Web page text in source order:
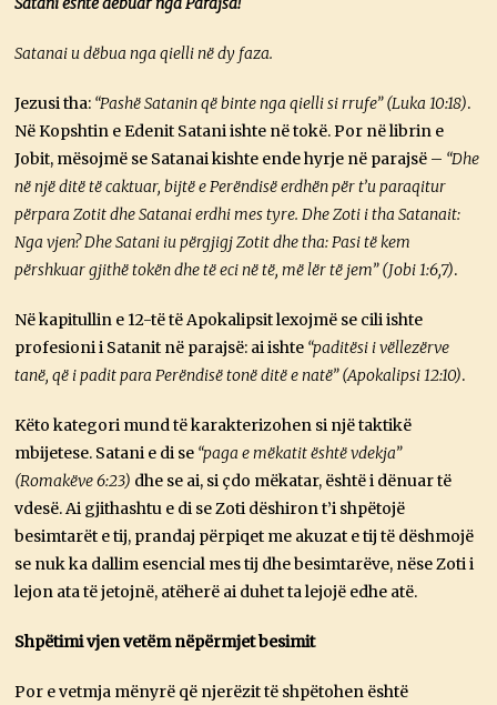
Satanai u dëbua nga qielli në dy faza.
Jezusi tha: “Pashë Satanin që binte nga qielli si rrufe” (Luka 10:18).
Në Kopshtin e Edenit Satani ishte në tokë. Por në librin e
Jobit, mësojmë se Satanai kishte ende hyrje në parajsë – “Dhe
në një ditë të caktuar, bijtë e Perëndisë erdhën për t’u paraqitur
përpara Zotit dhe Satanai erdhi mes tyre. Dhe Zoti i tha Satanait:
Nga vjen? Dhe Satani iu përgjigj Zotit dhe tha: Pasi të kem
përshkuar gjithë tokën dhe të eci në të, më lër të jem” (Jobi 1:6,7).
Në kapitullin e 12-të të Apokalipsit lexojmë se cili ishte
profesioni i Satanit në parajsë: ai ishte “paditësi i vëllezërve
tanë, që i padit para Perëndisë tonë ditë e natë” (Apokalipsi 12:10).
Këto kategori mund të karakterizohen si një taktikë
mbijetese. Satani e di se “paga e mëkatit është vdekja”
(Romakëve 6:23) dhe se ai, si çdo mëkatar, është i dënuar të
vdesë. Ai gjithashtu e di se Zoti dëshiron t’i shpëtojë
besimtarët e tij, prandaj përpiqet me akuzat e tij të dëshmojë
se nuk ka dallim esencial mes tij dhe besimtarëve, nëse Zoti i
lejon ata të jetojnë, atëherë ai duhet ta lejojë edhe atë.
Shpëtimi vjen vetëm nëpërmjet besimit
Por e vetmja mënyrë që njerëzit të shpëtohen është